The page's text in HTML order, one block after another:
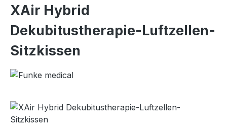
XAir Hybrid
Dekubitustherapie-Luftzellen-
Sitzkissen
Bildergalerie überspringen